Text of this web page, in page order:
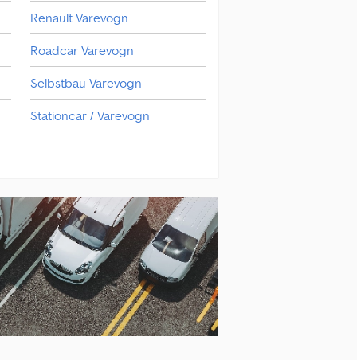
Renault Varevogn
Roadcar Varevogn
Selbstbau Varevogn
Stationcar / Varevogn
Varevogn